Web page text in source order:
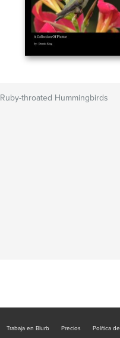
Ruby-throated Hummingbirds
Trabaja en Blurb Precios Política